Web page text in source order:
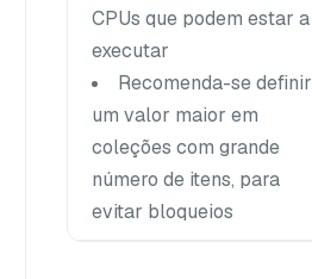
CPUs que podem estar a
executar
Recomenda-se definir
um valor maior em
coleções com grande
número de itens, para
evitar bloqueios